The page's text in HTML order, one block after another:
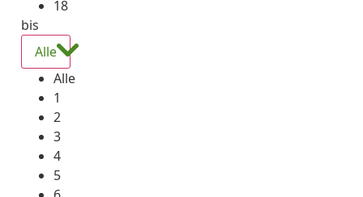
18
bis
Alle
Alle
1
2
3
4
5